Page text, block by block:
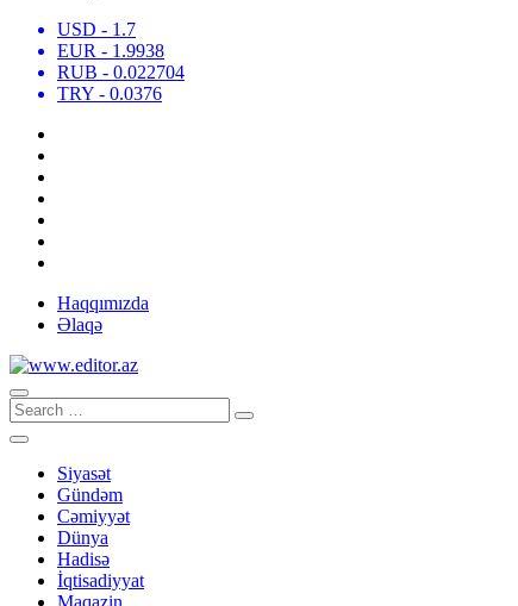
USD - 1.7
EUR - 1.9938
RUB - 0.022704
TRY - 0.0376
Haqqımızda
Əlaqə
Siyasət
Gündəm
Cəmiyyət
Dünya
Hadisə
İqtisadiyyat
Maqazin